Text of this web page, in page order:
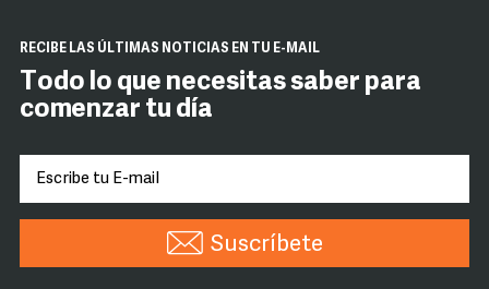
RECIBE LAS ÚLTIMAS NOTICIAS EN TU E-MAIL
Todo lo que necesitas saber para
comenzar tu día
Suscríbete